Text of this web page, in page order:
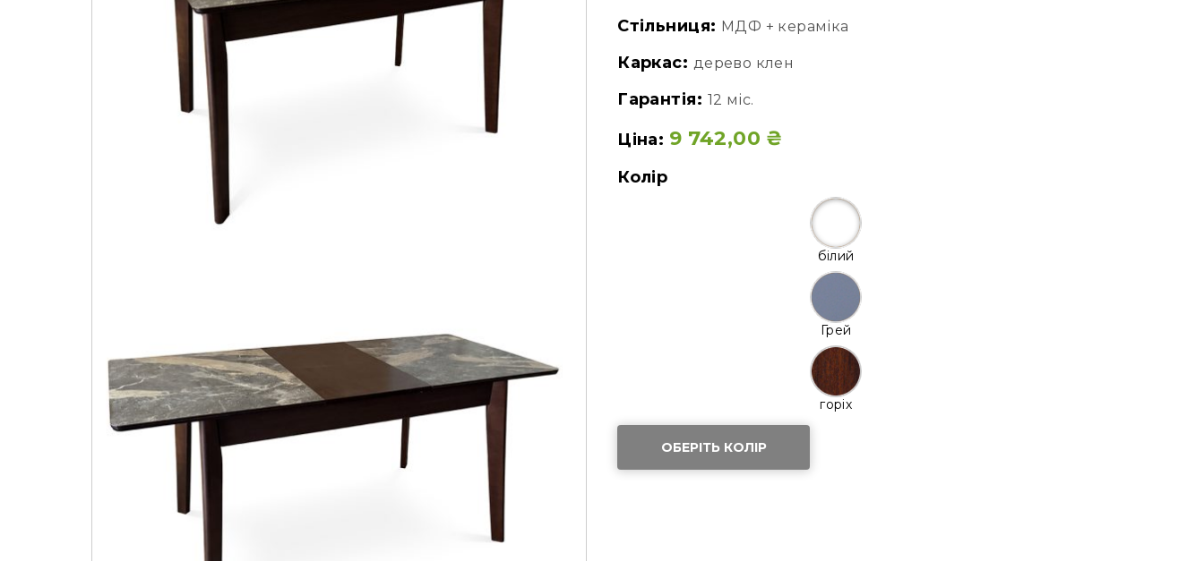
Стільниця: МДФ + кераміка
Каркас: дерево клен
Гарантія: 12 міс.
Ціна: 9 742,00 ₴
Колір
білий
Грей
горіх
ОБЕРІТЬ КОЛІР